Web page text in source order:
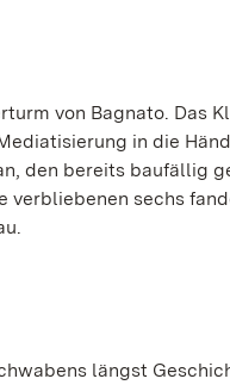
von Bagnato. Das
in die
den bereits baufällig
sechs
längst